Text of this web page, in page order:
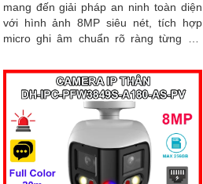
mang đến giải pháp an ninh toàn diện
với hình ảnh 8MP siêu nét, tích hợp
micro ghi âm chuẩn rõ ràng từng chi
camera có khả năng phân biệt người và
xe chính xác, giúp giám sát hiệu quả và
hạn chế cảnh báo giả